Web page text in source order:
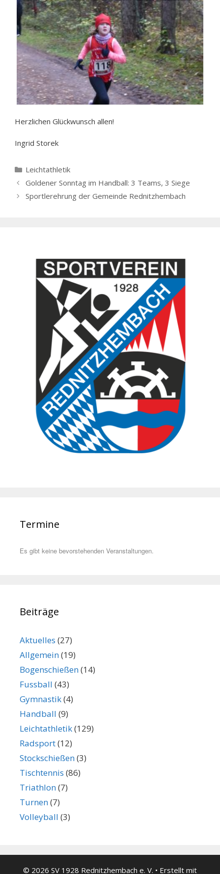
Herzlichen Glückwunsch allen!
Ingrid Storek
Kategorien
Leichtathletik
Goldener Sonntag im Handball: 3 Teams, 3 Siege
Sportlerehrung der Gemeinde Rednitzhembach
Termine
Es gibt keine bevorstehenden Veranstaltungen.
Beiträge
Aktuelles (27)
Allgemein(19)
Bogenschießen(14)
Fussball (43)
Gymnastik(4)
Handball (9)
Leichtathletik(129)
Radsport(12)
Stockschießen(3)
Tischtennis (86)
Triathlon(7)
Turnen(7)
Volleyball (3)
© 2026 SV 1928 Rednitzhembach e. V. • Erstellt mit